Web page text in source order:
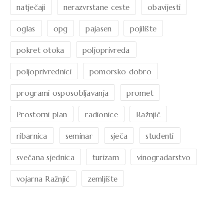
natječaji nerazvrstane ceste obavijesti
oglas opg pajasen pojilište
pokret otoka poljoprivreda
poljoprivrednici pomorsko dobro
programi osposobljavanja promet
Prostorni plan radionice Ražnjić
ribarnica seminar sječa studenti
svečana sjednica turizam vinogradarstvo
vojarna Ražnjić zemljište